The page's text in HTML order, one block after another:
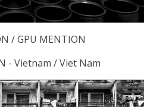
/ GPU MENTION
- Vietnam / Viet Nam